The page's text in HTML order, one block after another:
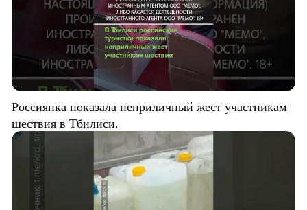
Россиянка показала неприличный жест участникам
шествия в Тбилиси.